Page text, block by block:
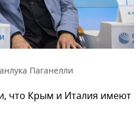
Паганелли
что Крым и Италия имеют